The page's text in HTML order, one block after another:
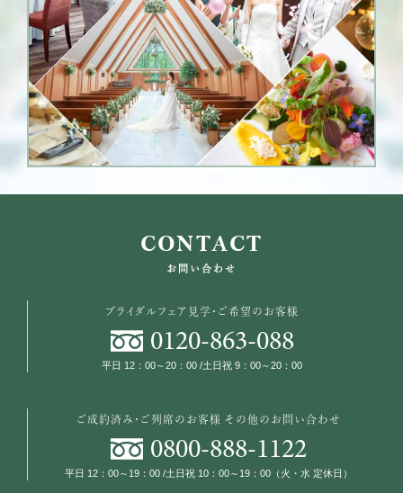
CONTACT
お問い合わせ
ブライダルフェア見学・ご希望のお客様
0120-863-088
平日 12：00～20：00 /土日祝 9：00～20：00
ご成約済み・ご列席のお客様その他のお問い合わせ
0800-888-1122
平日 12：00～19：00 /土日祝 10：00～19：00（火・水 定休日）